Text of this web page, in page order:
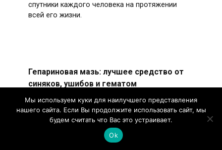
спутники каждого человека на протяжении
всей его жизни.
Гепариновая мазь: лучшее средство от
синяков, ушибов и гематом
Механические травмы сложно себе
представить без синяков. В холодную пору
гематомы доставляют минимум
Мы используем куки для наилучшего представления
нашего сайта. Если Вы продолжите использовать сайт, мы
будем считать что Вас это устраивает.
Ok